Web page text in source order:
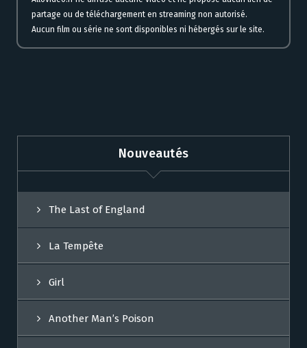
partage ou de téléchargement en streaming non autorisé.
Aucun film ou série ne sont disponibles ni hébergés sur le site.
Nouveautés
The Last of England
La Tempête
Girl
Another Man’s Poison